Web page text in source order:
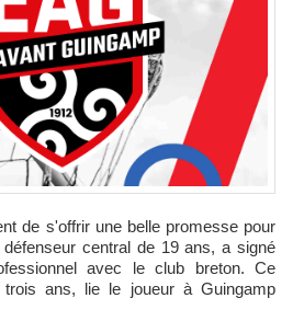
central de 19 ans, a signé
avec le club breton. Ce
ans, lie le joueur à Guingamp